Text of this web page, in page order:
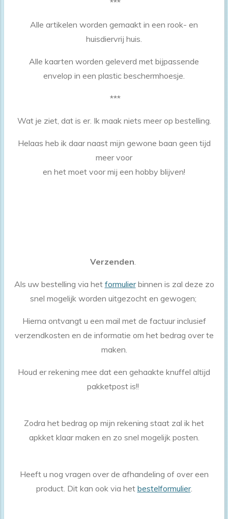
***
Alle artikelen worden gemaakt in een rook- en
huisdiervrij huis.
Alle kaarten worden geleverd met bijpassende
envelop in een plastic beschermhoesje.
***
Wat je ziet, dat is er. Ik maak niets meer op bestelling.
Helaas heb ik daar naast mijn gewone baan geen tijd
meer voor
en het moet voor mij een hobby blijven!
Verzenden.
Als uw bestelling via het formulierbinnen is zal deze zo
snel mogelijk worden uitgezocht en gewogen;
Hierna ontvangt u een mail met de factuur inclusief
verzendkosten en de informatie om het bedrag over te
maken.
Houd er rekening mee dat een gehaakte knuffel altijd
pakketpost is!!
Zodra het bedrag op mijn rekening staat zal ik het
apkket klaar maken en zo snel mogelijk posten.
Heeft u nog vragen over de afhandeling of over een
product. Dit kan ook via het bestelformulier.